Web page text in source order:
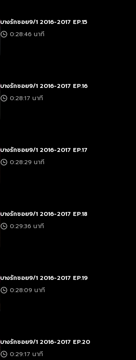
บางรักซอย9/1 2016-2017 EP.15
0:28:46 นาที
บางรักซอย9/1 2016-2017 EP.16
0:28:17 นาที
บางรักซอย9/1 2016-2017 EP.17
0:28:29 นาที
บางรักซอย9/1 2016-2017 EP.18
0:29:36 นาที
บางรักซอย9/1 2016-2017 EP.19
0:28:09 นาที
บางรักซอย9/1 2016-2017 EP.20
0:29:17 นาที